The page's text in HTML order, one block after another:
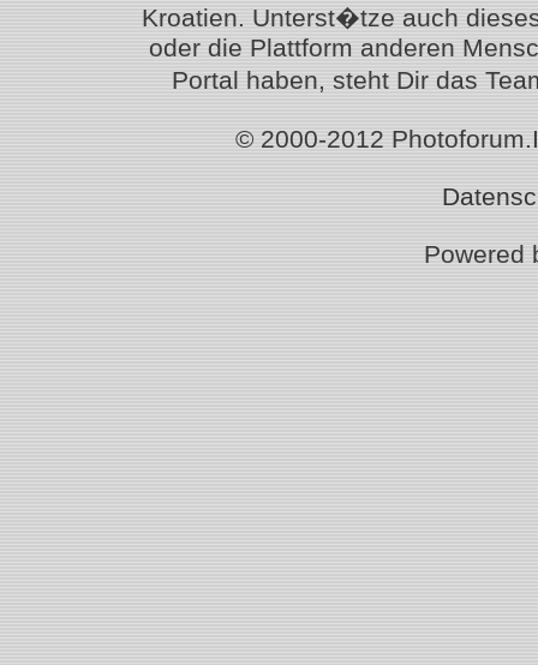
Kroatien. Unterst�tze auch
oder die Plattform anderen
Portal haben, steht Dir das
© 2000-2012
Powered